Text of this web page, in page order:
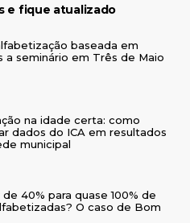
e fique atualizado
baseada em
a seminário em Três de Maio
na idade certa: como
dados do ICA em resultados
municipal
40% para quase 100% de
O caso de Bom